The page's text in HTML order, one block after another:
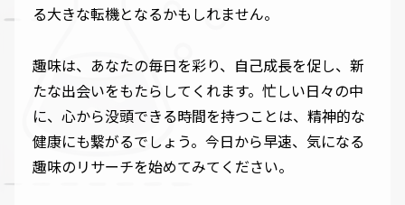
る大きな転機となるかもしれません。
趣味は、あなたの毎日を彩り、自己成長を促し、新
たな出会いをもたらしてくれます。忙しい日々の中
に、心から没頭できる時間を持つことは、精神的な
健康にも繋がるでしょう。今日から早速、気になる
趣味のリサーチを始めてみてください。